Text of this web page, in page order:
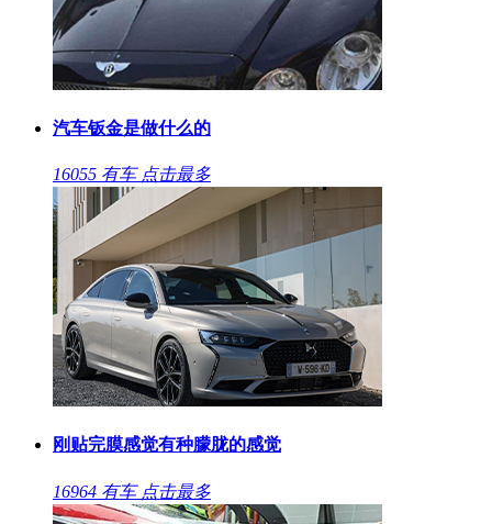
汽车钣金是做什么的
16055 有车 点击最多
刚贴完膜感觉有种朦胧的感觉
16964 有车 点击最多